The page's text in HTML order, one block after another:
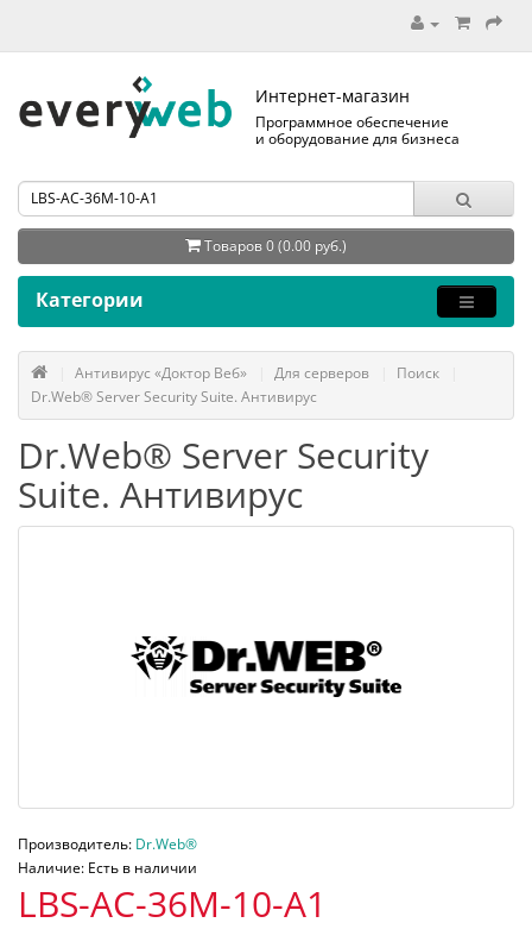
Интернет-магазин
Программное обеспечение
и оборудование для бизнеса
Товаров 0 (0.00 руб.)
Категории
Антивирус «Доктор Веб» Для серверов
Поиск
Dr.Web® Server Security Suite. Антивирус
Dr.Web® Server Security
Suite. Антивирус
Производитель: Dr.Web®
Наличие: Есть в наличии
LBS-AC-36M-10-A1